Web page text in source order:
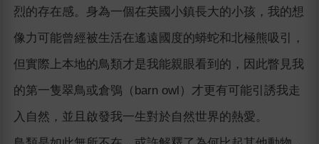
烈的存在感。身為一個在英國小鎮長大的小孩，我的想
像力可能曾經被生活在遙遠國度的蟒蛇和北極熊吸引，
但實際上本地的鳥類才是我能親眼看到的，因此瞥見我
的第一隻翠鳥或倉鴞（barn owl）才更有可能引誘我走
入自然，並且啟發我一生對於自然世界的熱愛。